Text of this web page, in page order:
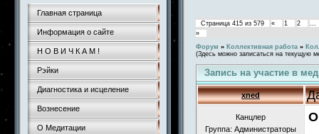
Главная страница
Информация о сайте
Н О В И Ч К А М !
Рэйки
Диагностика и исцеление
Вознесение
О Медитации
Страница 415 из 579 « 1 2
…
»
Форум » Коллективная работа »
(Здесь можно записаться на текущую
Запись на участие в
xned
Канцлер
Группа: Администраторы
О